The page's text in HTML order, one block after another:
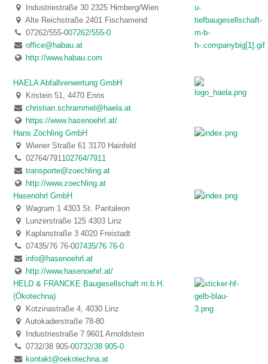
Industriestraße 30 2325 Himberg/Wien
Alte Reichstraße 2401 Fischamend
07262/555-007262/555-0
office@habau.at
http://www.habau.com
HAELA Abfallverwertung GmbH
Kristein 51, 4470 Enns
christian.schrammel@haela.at
https://www.hasenoehrl.at/
Hans Zöchling GmbH
Wiener Straße 61 3170 Hainfeld
02764/791102764/7911
transporte@zoechling.at
http://www.zoechling.at
Hasenöhrl GmbH
Wagram 1 4303 St. Pantaleon
Lunzerstraße 125 4303 Linz
Kaplanstraße 3 4020 Freistadt
07435/76 76-007435/76 76-0
info@hasenoehrl.at
http://www.hasenoehrl.at/
HELD & FRANCKE Baugesellschaft m.b.H.
(Ökotechna)
Kotzinastraße 4, 4030 Linz
Autokaderstraße 78-80
Industriestraße 7 9601 Arnoldstein
0732/38 905-00732/38 905-0
kontakt@oekotechna.at